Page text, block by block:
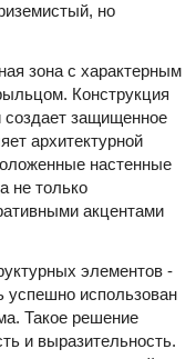
но
зона с характерным
Конструкция
защищенное
архитектурной
настенные
не только
акцентами
элементов -
успешно использован
Такое решение
и выразительность.